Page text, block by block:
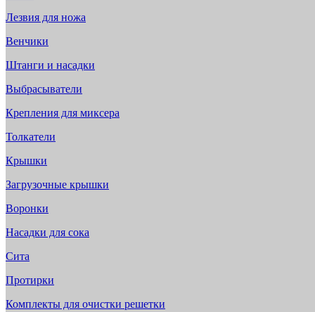
Лезвия для ножа
Венчики
Штанги и насадки
Выбрасыватели
Крепления для миксера
Толкатели
Крышки
Загрузочные крышки
Воронки
Насадки для сока
Сита
Протирки
Комплекты для очистки решетки